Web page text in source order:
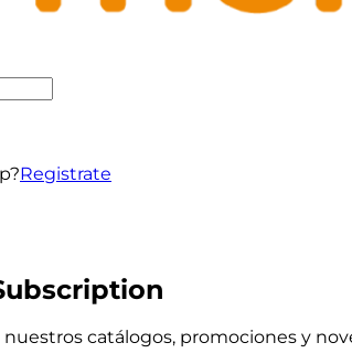
Registrate
catálogos, promociones y